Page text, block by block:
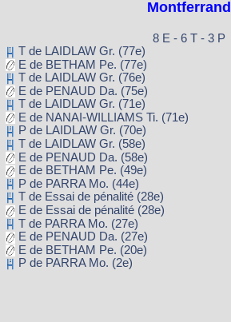
Montferrand
8 E - 6 T - 3 P
T de LAIDLAW Gr. (77e)
E de BETHAM Pe. (77e)
T de LAIDLAW Gr. (76e)
E de PENAUD Da. (75e)
T de LAIDLAW Gr. (71e)
E de NANAI-WILLIAMS Ti. (71e)
P de LAIDLAW Gr. (70e)
T de LAIDLAW Gr. (58e)
E de PENAUD Da. (58e)
E de BETHAM Pe. (49e)
P de PARRA Mo. (44e)
T de Essai de pénalité (28e)
E de Essai de pénalité (28e)
T de PARRA Mo. (27e)
E de PENAUD Da. (27e)
E de BETHAM Pe. (20e)
P de PARRA Mo. (2e)